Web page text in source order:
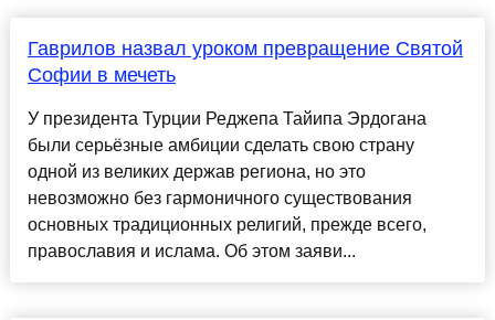
Гаврилов назвал уроком превращение Святой
Софии в мечеть
У президента Турции Реджепа Тайипа Эрдогана
были серьёзные амбиции сделать свою страну
одной из великих держав региона, но это
невозможно без гармоничного существования
основных традиционных религий, прежде всего,
православия и ислама. Об этом заяви...